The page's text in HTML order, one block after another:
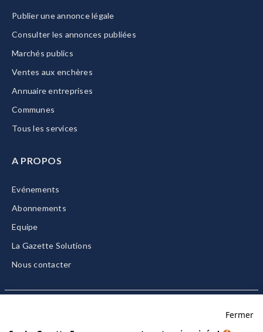
Publier une annonce légale
Consulter les annonces publiées
Marchés publics
Ventes aux enchères
Annuaire entreprises
Communes
Tous les services
A PROPOS
Evénements
Abonnements
Equipe
La Gazette Solutions
Nous contacter
Fermer